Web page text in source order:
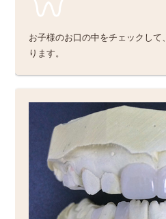
お子様のお口の中をチェックして
ります。